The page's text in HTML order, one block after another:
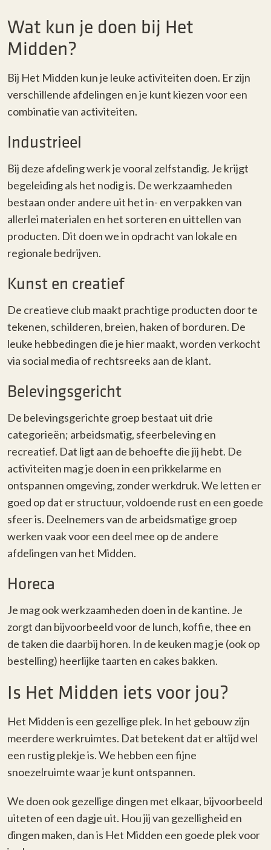
Wat kun je doen bij Het
Midden?
Bij Het Midden kun je leuke activiteiten doen. Er zijn
verschillende afdelingen en je kunt kiezen voor een
combinatie van activiteiten.
Industrieel
Bij deze afdeling werk je vooral zelfstandig. Je krijgt
begeleiding als het nodig is. De werkzaamheden
bestaan onder andere uit het in- en verpakken van
allerlei materialen en het sorteren en uittellen van
producten. Dit doen we in opdracht van lokale en
regionale bedrijven.
Kunst en creatief
De creatieve club maakt prachtige producten door te
tekenen, schilderen, breien, haken of borduren. De
leuke hebbedingen die je hier maakt, worden verkocht
via social media of rechtsreeks aan de klant.
Belevingsgericht
De belevingsgerichte groep bestaat uit drie
categorieën; arbeidsmatig, sfeerbeleving en
recreatief. Dat ligt aan de behoefte die jij hebt. De
activiteiten mag je doen in een prikkelarme en
ontspannen omgeving, zonder werkdruk. We letten er
goed op dat er structuur, voldoende rust en een goede
sfeer is. Deelnemers van de arbeidsmatige groep
werken vaak voor een deel mee op de andere
afdelingen van het Midden.
Horeca
Je mag ook werkzaamheden doen in de kantine. Je
zorgt dan bijvoorbeeld voor de lunch, koffie, thee en
de taken die daarbij horen. In de keuken mag je (ook op
bestelling) heerlijke taarten en cakes bakken.
Is Het Midden iets voor jou?
Het Midden is een gezellige plek. In het gebouw zijn
meerdere werkruimtes. Dat betekent dat er altijd wel
een rustig plekje is. We hebben een fijne
snoezelruimte waar je kunt ontspannen.
We doen ook gezellige dingen met elkaar, bijvoorbeeld
uiteten of een dagje uit. Hou jij van gezelligheid en
dingen maken, dan is Het Midden een goede plek voor